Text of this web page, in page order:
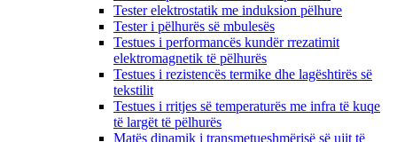
Tester elektrostatik me induksion pëlhure
Tester i pëlhurës së mbulesës
Testues i performancës kundër rrezatimit
elektromagnetik të pëlhurës
Testues i rezistencës termike dhe lagështirës së
tekstilit
Testues i rritjes së temperaturës me infra të kuqe
të largët të pëlhurës
Matës dinamik i transmetueshmërisë së ujit të